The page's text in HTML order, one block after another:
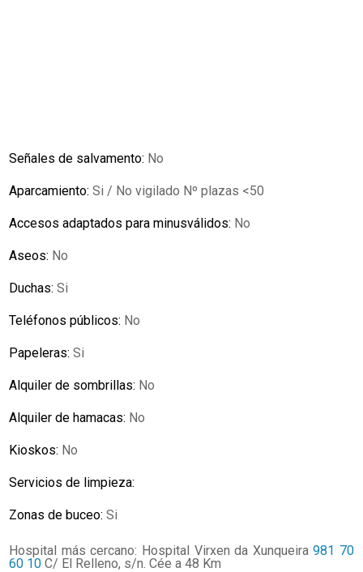
Señales de salvamento: No
Aparcamiento:Si / No vigilado Nº plazas <50
Accesos adaptados para minusválidos: No
Aseos: No
Duchas:Si
Teléfonos públicos: No
Papeleras:Si
Alquiler de sombrillas: No
Alquiler de hamacas: No
Kioskos: No
Servicios de limpieza:
Zonas de buceo:Si
Hospital más cercano: Hospital Virxen da Xunqueira981 70
60 10 C/ El Relleno, s/n. Cée a 48 Km